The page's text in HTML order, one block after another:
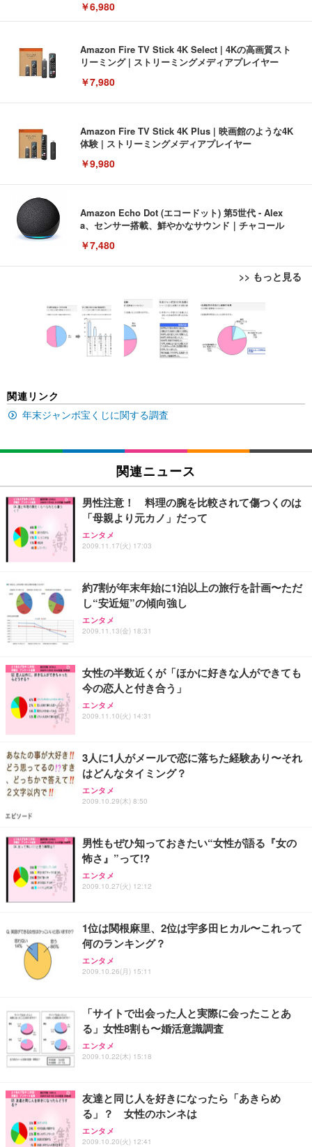
￥6,980
Amazon Fire TV Stick 4K Select | 4Kの高画質スト
リーミング | ストリーミングメディアプレイヤー
￥7,980
Amazon Fire TV Stick 4K Plus | 映画館のような4K
体験 | ストリーミングメディアプレイヤー
￥9,980
Amazon Echo Dot (エコードット) 第5世代 - Alex
a、センサー搭載、鮮やかなサウンド｜チャコール
￥7,480
>> もっと見る
[EdoErgo] オフィスチェア 椅子 テレワーク 疲れな
い 跳ね上げ式アームレスト コンパクト 約105度ロッ
キング pc 事務椅子 360度回転 座面昇降 強化ナイロ
ン樹脂ベース 通気性メッシュ 在宅ワーク H-WY01
(黒網+黒枠+黒足)
￥5,699
ュチェア 人間工学 疲れない ブラック
￥27,999
Sezlife オフィスチェア デスクチェア 疲れない テレ
ワーク チェア 強化バックレスト 30度ロッキング機
レスト 3Dヘッドレスト ハンガー付き 高反発クッシ
ョン PCチェア 通気性メッシュ ゲーミング/勉強/事
務用 おしゃれ パソコンチェア (ブラック)
￥7,680
Sezlife オフィスチェア デスクチェア 疲れない テレ
レスト 3Dヘッドレスト ハンガー付き 高反発クッシ
ョン PCチェア 通気性メッシュ ゲーミング/勉強/事
務用 おしゃれ パソコンチェア (ホワイト)
￥7,680
ANDWINT オフィスチェア デスクチェア 肘なし メ
ト 幅52×奥行58.5×高さ84～96cm テレワーク 在宅
勤務 ブラック
￥4,139
EIZO ビジネス向けプレミアムモニター | FlexScan
EV3240X-WT | 31.5型4K UHD・USB Type-C・ホワ
イト
￥105,595
イト
【純正品】27"ゲーミングモニター DualSense 充電
フック付き（CFI-ZDM1J）
￥49,979
【整備済み品】Dell E2724HS 27インチ 液晶モニタ
応 ComfortView ビジネス向け
￥15,800
【MiniLED/24.5inch/280Hz/FHD】GRAPHT THE S
像低減 (3年保証 | 輝点保証 | 日本メーカー)
￥34,980
Amazonベーシック ペットシーツ 薄型 レギュラー 1
回使い捨て 無香料 ホワイト 300枚
￥3,373
x2袋(84枚) ホワイト(吸収面:ライトブルー)
￥3,234
ネオ・ルーライフ ネオ・オムツ L 中型犬用 26枚入
り 単品
￥1,800
Smart Basic(スマートベーシック) 【Amazon.co.jp
￥3,670
アイリスオーヤマ ペットシーツ 超厚型 お徳用 レギ
￥3,731
関連リンク
年末ジャンボ宝くじに関する調査
関連ニュース
男性注意！ 料理の腕を比較されて傷つくのは
「母親より元カノ」だって
エンタメ
2009.11.17(火) 17:03
約7割が年末年始に1泊以上の旅行を計画〜ただ
し“安近短”の傾向強し
エンタメ
2009.11.13(金) 18:31
女性の半数近くが「ほかに好きな人ができても
今の恋人と付き合う」
エンタメ
2009.11.10(火) 14:31
3人に1人がメールで恋に落ちた経験あり〜それ
はどんなタイミング？
エンタメ
2009.10.29(木) 8:50
男性もぜひ知っておきたい“女性が語る『女の
怖さ』”って!?
エンタメ
2009.10.27(火) 12:12
1位は関根麻里、2位は宇多田ヒカル〜これって
何のランキング？
エンタメ
2009.10.26(月) 15:11
「サイトで出会った人と実際に会ったことあ
る」女性8割も〜婚活意識調査
エンタメ
2009.10.22(木) 15:18
友達と同じ人を好きになったら「あきらめ
る」？ 女性のホンネは
エンタメ
2009.10.20(火) 12:41